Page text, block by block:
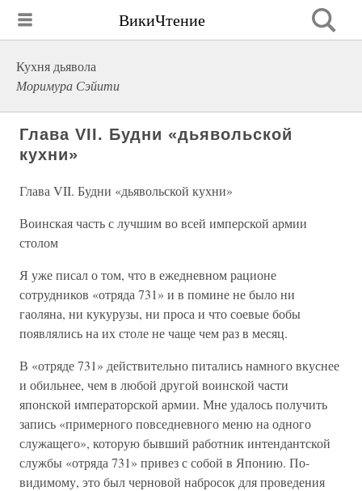
ВикиЧтение
Кухня дьявола
Моримура Сэйити
Глава VII. Будни «дьявольской
кухни»
Глава VII. Будни «дьявольской кухни»
Воинская часть с лучшим во всей имперской армии
столом
Я уже писал о том, что в ежедневном рационе
сотрудников «отряда 731» и в помине не было ни
гаоляна, ни кукурузы, ни проса и что соевые бобы
появлялись на их столе не чаще чем раз в месяц.
В «отряде 731» действительно питались намного вкуснее
и обильнее, чем в любой другой воинской части
японской императорской армии. Мне удалось получить
запись «примерного повседневного меню на одного
служащего», которую бывший работник интендантской
службы «отряда 731» привез с собой в Японию. По-
видимому, это был черновой набросок для проведения